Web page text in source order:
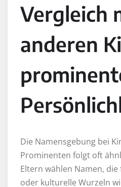
Vergleich
anderen
Die Namensgebung bei
Prominenten folgt oft
Eltern wählen Namen,
oder kulturelle Wurzeln